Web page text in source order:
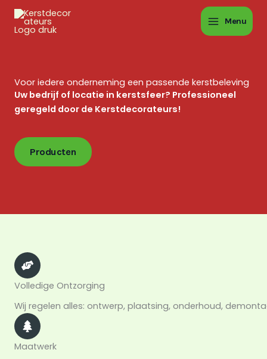
naar
Menu
Voor iedere onderneming een passende kerstbeleving
Uw bedrijf of locatie in kerstsfeer? Professioneel
geregeld door de Kerstdecorateurs!
Producten
Volledige Ontzorging
Wij regelen alles: ontwerp, plaatsing, onderhoud,
Maatwerk